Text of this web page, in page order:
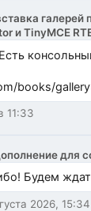
галерей
и TinyMCE
books/
11:33
для
Будем
2026, 15:34